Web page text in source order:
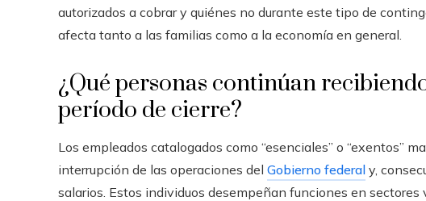
autorizados a cobrar y quiénes no durante este tipo de
afecta tanto a las familias como a la economía en general.
¿Qué personas continúan
período de cierre?
Los empleados catalogados como “esenciales” o “exentos”
interrupción de las operaciones del Gobierno federal y,
salarios. Estos individuos desempeñan funciones en sectores